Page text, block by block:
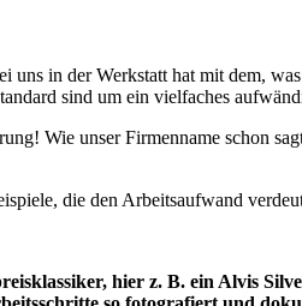
uns in der Werkstatt hat mit dem,
sind um ein vielfaches
Wie unser Firmenname schon
die den Arbeitsaufwand
hier z. B. ein Alvis